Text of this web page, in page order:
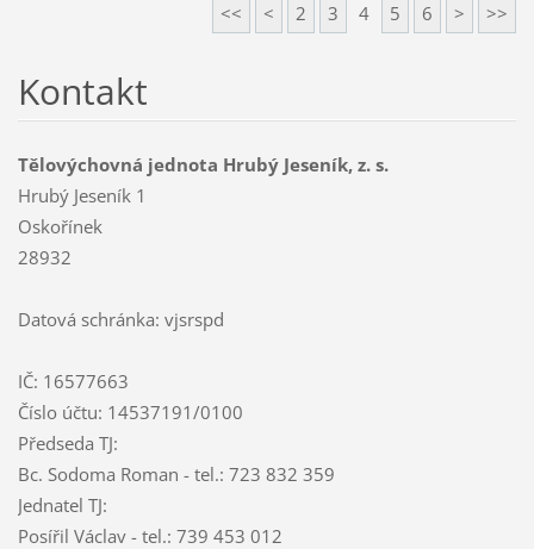
<< < 2 3 4 5 6 > >>
Kontakt
Tělovýchovná jednota Hrubý Jeseník, z. s.
Hrubý Jeseník 1
Oskořínek
28932
Datová schránka: vjsrspd
IČ: 16577663
Číslo účtu: 14537191/0100
Předseda TJ:
Bc. Sodoma Roman - tel.: 723 832 359
Jednatel TJ:
Posířil Václav - tel.: 739 453 012